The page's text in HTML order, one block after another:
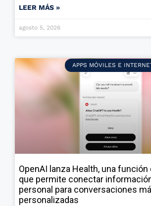
LEER MÁS »
agosto 5, 2026
APPS MÓVILES E
OpenAI lanza Health, una función
que permite conectar
personal para conversaciones
personalizadas